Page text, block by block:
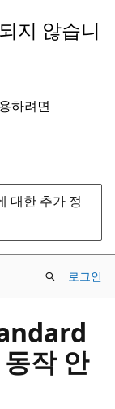
지 않습니
하려면
대한 추가 정
로그인
작 안